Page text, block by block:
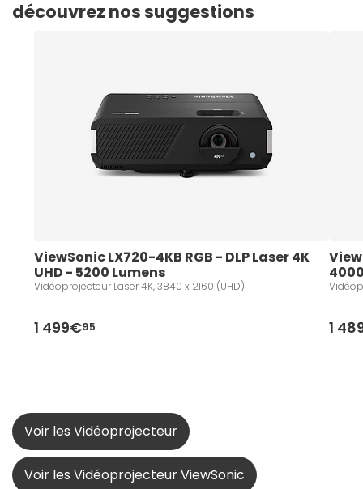
découvrez nos suggestions
ViewSonic LX720-4KB RGB - DLP Laser 4K
UHD - 5200 Lumens
Vidéoprojecteur Laser 4K, 3840 x 2160 (UHD)
1 499€95 1
Voir les Vidéoprojecteur
Voir les Vidéoprojecteur ViewSonic